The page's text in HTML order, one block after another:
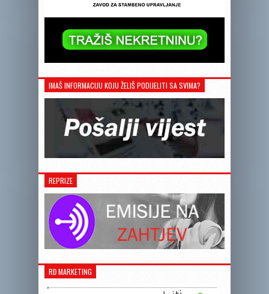
IMAŠ INFORMACIJU KOJU ŽELIŠ PODIJELITI SA SVIMA?
REPRIZE
RĐ MARKETING